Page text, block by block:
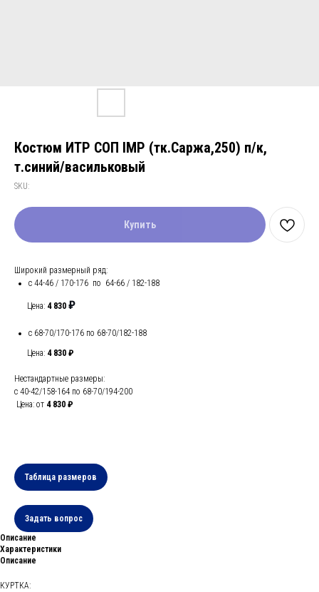
Костюм ИТР СОП IMP (тк.Саржа,250) п/к,
т.синий/васильковый
SKU:
Купить
Широкий размерный ряд:
с 44-46 / 170-176 по 64-66 / 182-188
Цена: 4 830 ₽
с 68-70/170-176 по 68-70/182-188
Цена: 4 830 ₽
Нестандартные размеры:
с 40-42/158-164 по 68-70/194-200
Цена: от 4 830 ₽
Таблица размеров
Задать вопрос
Описание
Характеристики
Описание
КУРТКА: